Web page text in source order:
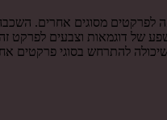
לפרקטים מסוגים אחרים.
של דוגמאות וצבעים לפרקט
להתרחש בסוגי פרקטים